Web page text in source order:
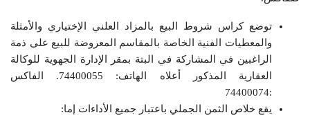
توضع كراس شروط البيع بالمزاد العلني الإختياري والأمثلة
والمعطيات الفنية الخاصة بالمقاسم المعروضة للبيع على ذمة
الراغبين في المشاركة في البتة بمقر الإدارة الجهوية للوكالة
العقارية المذكور أعلاه الهاتف: 74400055. الفاكس
:74400074
يقع خلاص الثمن الجملي باعتبار جميع الأداءات إما: